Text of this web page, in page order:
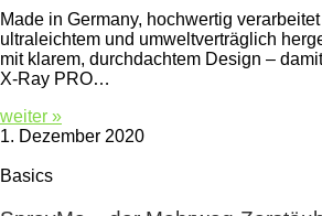
Made in Germany, hochwertig
ultraleichtem und umweltverträglich
mit klarem, durchdachtem Design –
X-Ray PRO…
weiter »
1. Dezember 2020
Basics